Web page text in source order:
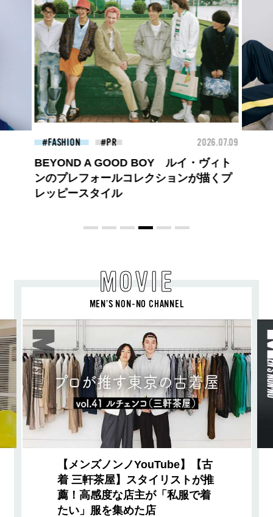
FASHION 2026.07.09
ロエベの新しい世界へようこそ。大胆な
コントラストとレイヤードの先に。装う
喜び、明るいスピリット
MOVIE
MEN’S NON-NO CHANNEL
【メンズノンノYouTube】【古
着 三軒茶屋】スタイリストが推
薦！高感度な店主が「私服で着
たい」服を集めた店